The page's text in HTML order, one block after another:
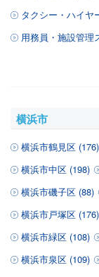
タクシー・ハイヤ
用務員・施設管理
横浜市
横浜市鶴見区 (176)
横浜市中区 (198)
横浜市磯子区 (88)
横浜市戸塚区 (176)
横浜市緑区 (108)
横浜市泉区 (109)